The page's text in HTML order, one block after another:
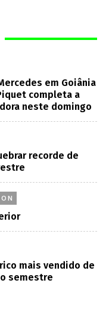
em Goiânia
completa a
neste domingo
recorde de
mais vendido de
semestre